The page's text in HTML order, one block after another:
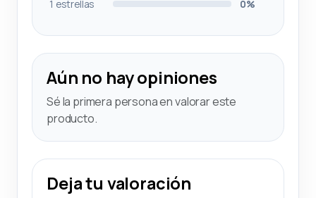
1 estrellas 0%
Aún no hay opiniones
Sé la primera persona en valorar este
producto.
Deja tu valoración